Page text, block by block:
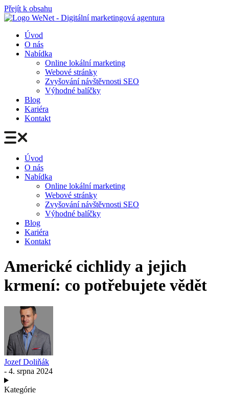
Přejít k obsahu
Úvod
O nás
Nabídka
Online lokální marketing
Webové stránky
Zvyšování návštěvnosti SEO
Výhodné balíčky
Blog
Kariéra
Kontakt
Úvod
O nás
Nabídka
Online lokální marketing
Webové stránky
Zvyšování návštěvnosti SEO
Výhodné balíčky
Blog
Kariéra
Kontakt
Americké cichlidy a jejich
krmení: co potřebujete vědět
Jozef Doliňák
- 4. srpna 2024
Kategórie